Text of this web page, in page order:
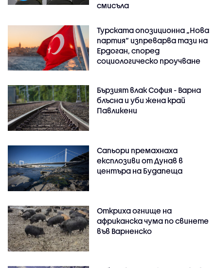
смисъла
Турската опозиционна „Нова
партия“ изпреварва тази на
Ердоган, според
социологическо проучване
Бързият влак София - Варна
блъсна и уби жена край
Павликени
Сапьори премахнаха
експлозиви от Дунав в
центъра на Будапеща
Откриха огнище на
африканска чума по свинете
във Варненско